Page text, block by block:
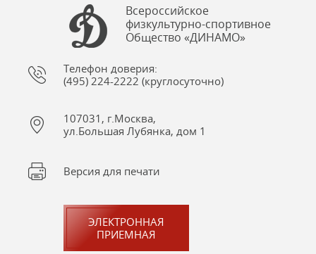
Всероссийское
физкультурно-спортивное
Общество «ДИНАМО»
Телефон доверия:
(495) 224-2222 (круглосуточно)
107031, г.Москва,
ул.Большая Лубянка, дом 1
Версия для печати
ЭЛЕКТРОННАЯ
ПРИЕМНАЯ